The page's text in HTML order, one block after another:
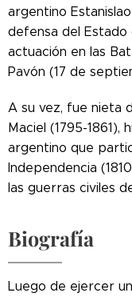
argentino
defensa del
actuación en las
Pavón (17 de
A su vez, fue nieta
Maciel (1795-1861),
argentino que
Independencia
las guerras civiles
Biografía
Luego de ejercer